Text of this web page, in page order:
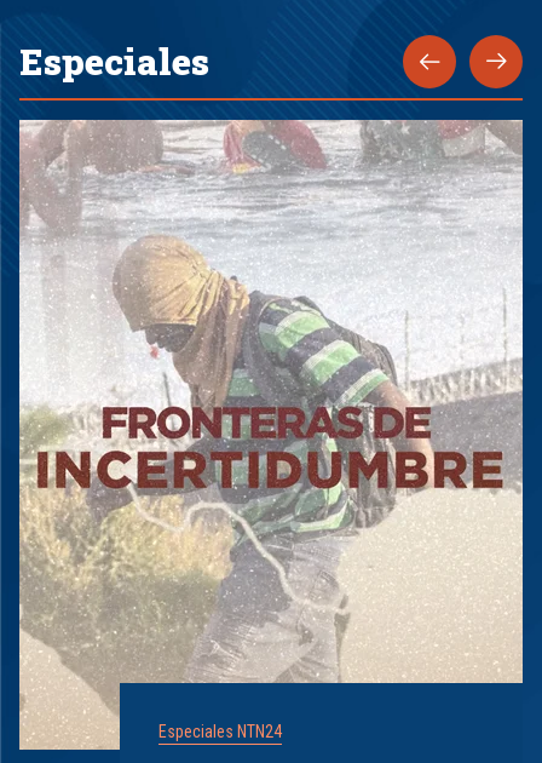
Especiales
Especiales NTN24